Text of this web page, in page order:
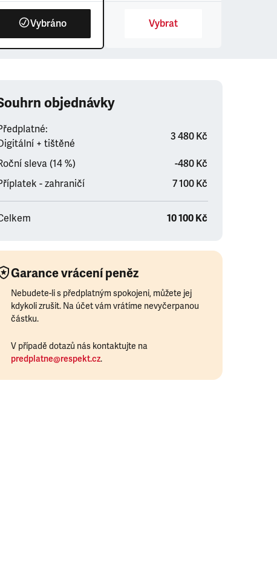
Vybráno Vybrat
objednávky
+ tištěné
3 480 Kč
sleva (14 %)
-480 Kč
- zahraničí
7 100 Kč
10 100 Kč
Garance vrácení peněz
Nebudete-li s předplatným spokojeni, můžete jej
kdykoli zrušit. Na účet vám vrátíme nevyčerpanou
částku.
V případě dotazů nás kontaktujte na
predplatne@respekt.cz.